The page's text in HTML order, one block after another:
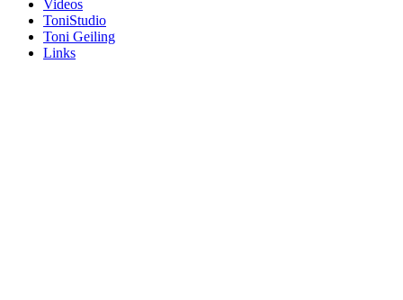
Videos
ToniStudio
Toni Geiling
Links